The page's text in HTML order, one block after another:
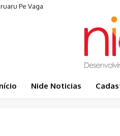
Pe Vaga
Nide Noticias